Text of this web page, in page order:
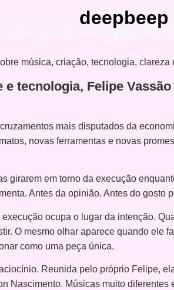
deepbeep
que
tecnologia, Felipe
mais disputados da
novas ferramentas e novas
girarem em torno da execução
Antes da opinião. Antes do gosto
ocupa o lugar da intenção.
O mesmo olhar aparece quando ele
como uma peça única.
Reunida pelo próprio Felipe,
Nascimento. Músicas muito